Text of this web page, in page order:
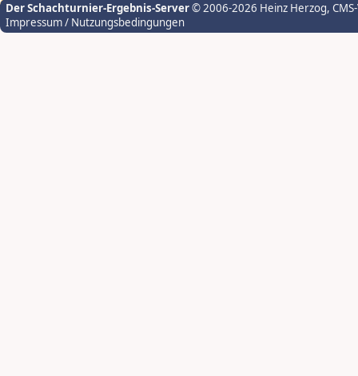
Der Schachturnier-Ergebnis-Server© 2006-2026 Heinz Herzog,
Impressum / Nutzungsbedingungen